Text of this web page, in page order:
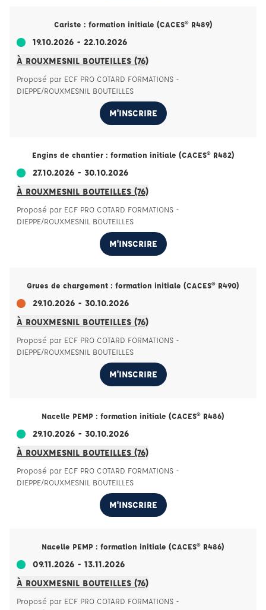
Cariste : formation initiale (CACES® R489)
19.10.2026 - 22.10.2026
À ROUXMESNIL BOUTEILLES (76)
Proposé par ECF PRO COTARD FORMATIONS -
DIEPPE/ROUXMESNIL BOUTEILLES
M'INSCRIRE
Engins de chantier : formation initiale (CACES® R482)
27.10.2026 - 30.10.2026
À ROUXMESNIL BOUTEILLES (76)
Proposé par ECF PRO COTARD FORMATIONS -
DIEPPE/ROUXMESNIL BOUTEILLES
M'INSCRIRE
Grues de chargement : formation initiale (CACES® R490)
29.10.2026 - 30.10.2026
À ROUXMESNIL BOUTEILLES (76)
Proposé par ECF PRO COTARD FORMATIONS -
DIEPPE/ROUXMESNIL BOUTEILLES
M'INSCRIRE
Nacelle PEMP : formation initiale (CACES® R486)
29.10.2026 - 30.10.2026
À ROUXMESNIL BOUTEILLES (76)
Proposé par ECF PRO COTARD FORMATIONS -
DIEPPE/ROUXMESNIL BOUTEILLES
M'INSCRIRE
Nacelle PEMP : formation initiale (CACES® R486)
09.11.2026 - 13.11.2026
À ROUXMESNIL BOUTEILLES (76)
Proposé par ECF PRO COTARD FORMATIONS -